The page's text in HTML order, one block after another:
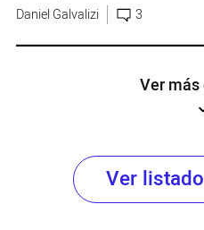
Daniel Galvalizi 3
Ver
Ver